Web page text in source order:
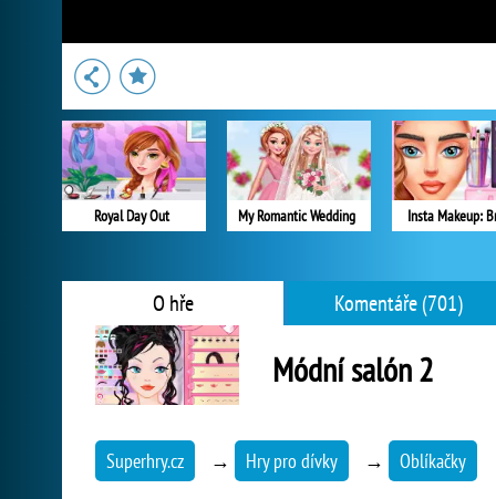
Royal Day Out My Romantic Wedding Insta Makeup:
O hře Komentáře (701)
Módní salón 2
Superhry.cz → Hry pro dívky → Oblíkačky